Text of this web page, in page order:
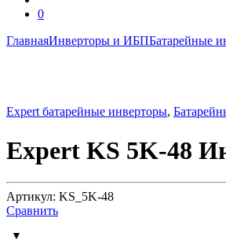
0
ГлавнаяИнверторы и ИБПБатарейные
Expert батарейные инверторы,
Expert KS 5K-48
Артикул: KS_5K-48
Сравнить